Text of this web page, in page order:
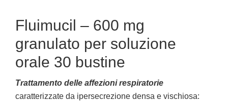
Fluimucil – 600 mg
granulato per soluzione
orale 30 bustine
Trattamento delle affezioni respiratorie
caratterizzate da ipersecrezione densa e vischiosa: